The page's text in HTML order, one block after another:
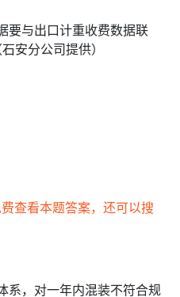
要与出口计重收费数据联
安分公司提供）
查看本题答案，还可以搜
系，对一年内混装不符合规